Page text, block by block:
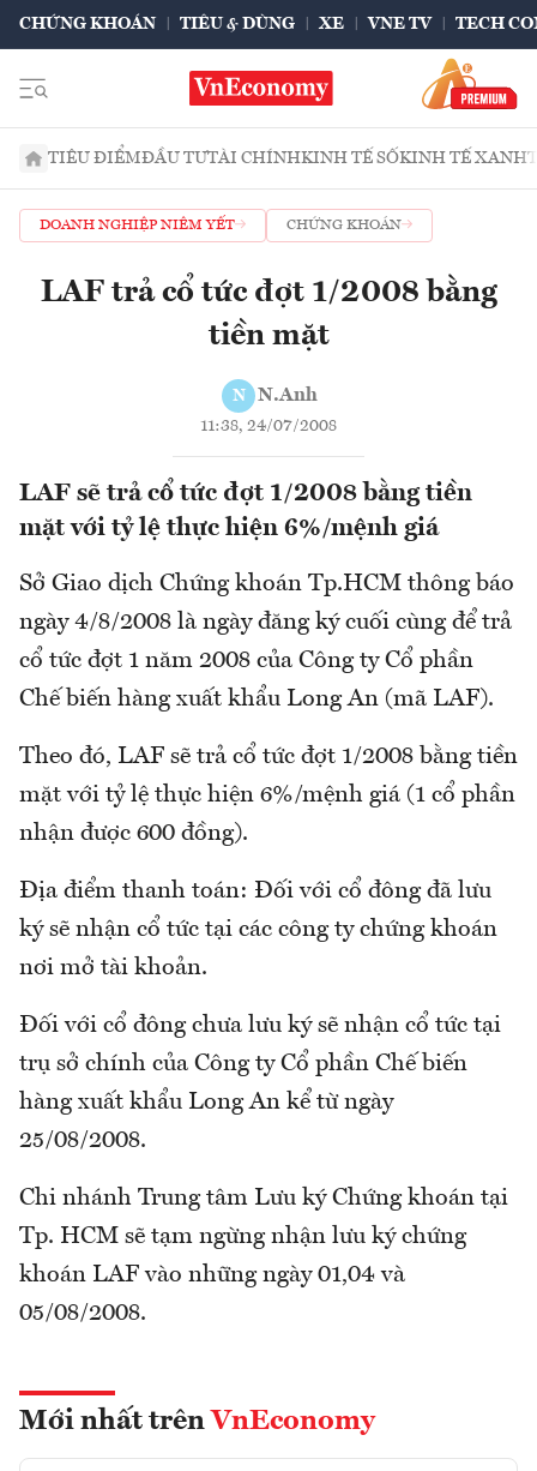
CHỨNG KHOÁN TIÊU & DÙNG XE VNE TV TECH
TIÊU ĐIỂMĐẦU TƯTÀI CHÍNHKINH TẾ SỐKINH TẾ XANH
DOANH NGHIỆP NIÊM YẾT CHỨNG KHOÁN
LAF trả cổ tức đợt 1/2008 bằng
tiền mặt
N N.Anh
11:38, 24/07/2008
LAF sẽ trả cổ tức đợt 1/2008 bằng tiền
mặt với tỷ lệ thực hiện 6%/mệnh giá
Sở Giao dịch Chứng khoán Tp.HCM thông báo
ngày 4/8/2008 là ngày đăng ký cuối cùng để trả
cổ tức đợt 1 năm 2008 của Công ty Cổ phần
Chế biến hàng xuất khẩu Long An (mã LAF).
Theo đó, LAF sẽ trả cổ tức đợt 1/2008 bằng tiền
mặt với tỷ lệ thực hiện 6%/mệnh giá (1 cổ phần
nhận được 600 đồng).
Địa điểm thanh toán: Đối với cổ đông đã lưu
ký sẽ nhận cổ tức tại các công ty chứng khoán
nơi mở tài khoản.
Đối với cổ đông chưa lưu ký sẽ nhận cổ tức tại
trụ sở chính của Công ty Cổ phần Chế biến
hàng xuất khẩu Long An kể từ ngày
25/08/2008.
Chi nhánh Trung tâm Lưu ký Chứng khoán tại
Tp. HCM sẽ tạm ngừng nhận lưu ký chứng
khoán LAF vào những ngày 01,04 và
05/08/2008.
Mới nhất trên VnEconomy